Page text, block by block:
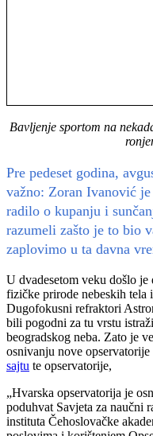
Bavljenje sportom na
Pre pedeset godina,
važno: Zoran Ivanović
radilo o kupanju i
razumeli zašto je to bio
zaplovimo u ta davna
U dvadesetom veku došlo
fizičke prirode nebeskih tela
Dugofokusni refraktori
bili pogodni za tu vrstu
beogradskog neba. Zato je
osnivanju nove
sajtu te opservatorije,
„Hvarska opservatorija je
poduhvat Savjeta za naučni
instituta Čehoslovačke